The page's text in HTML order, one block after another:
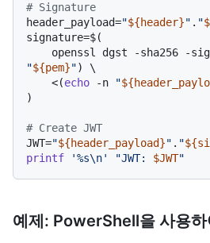
# Signature
header_payload="${header}" . "
signature=$(
openssl dgst -sha256 -
"${pem}") \
    <(
echo -n "
)
# Create JWT
JWT="${header_payload}" . "
printf
'%s\n' "JWT: $JWT"
예제: PowerShell을 사용